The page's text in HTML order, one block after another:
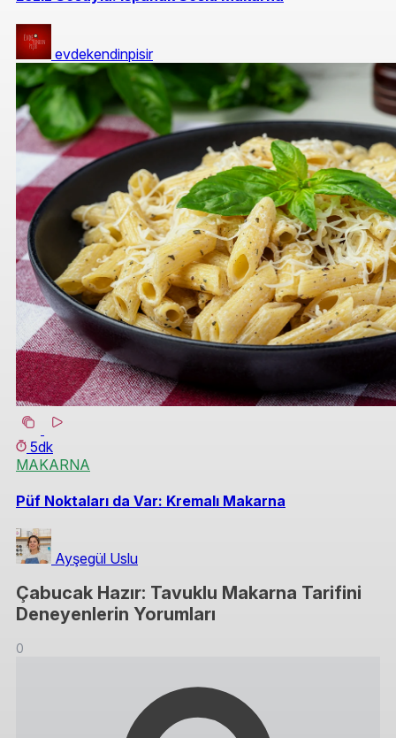
evdekendinpisir
5dk
MAKARNA
Püf Noktaları da Var: Kremalı Makarna
Ayşegül Uslu
Çabucak Hazır: Tavuklu Makarna Tarifini
Deneyenlerin Yorumları
0